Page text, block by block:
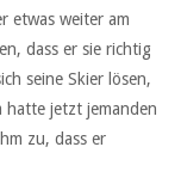
etwas weiter am
dass er sie richtig
seine Skier lösen,
hatte jetzt jemanden
zu, dass er